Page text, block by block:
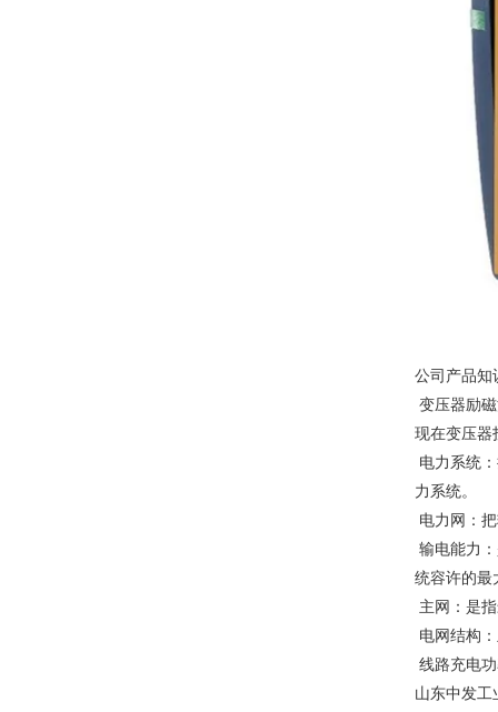
公司产品知
变压器励
现在变压器
电力系统
力系统。
电力网：
输电能力
统容许的最
主网：是
电网结构
线路充电
山东中发工